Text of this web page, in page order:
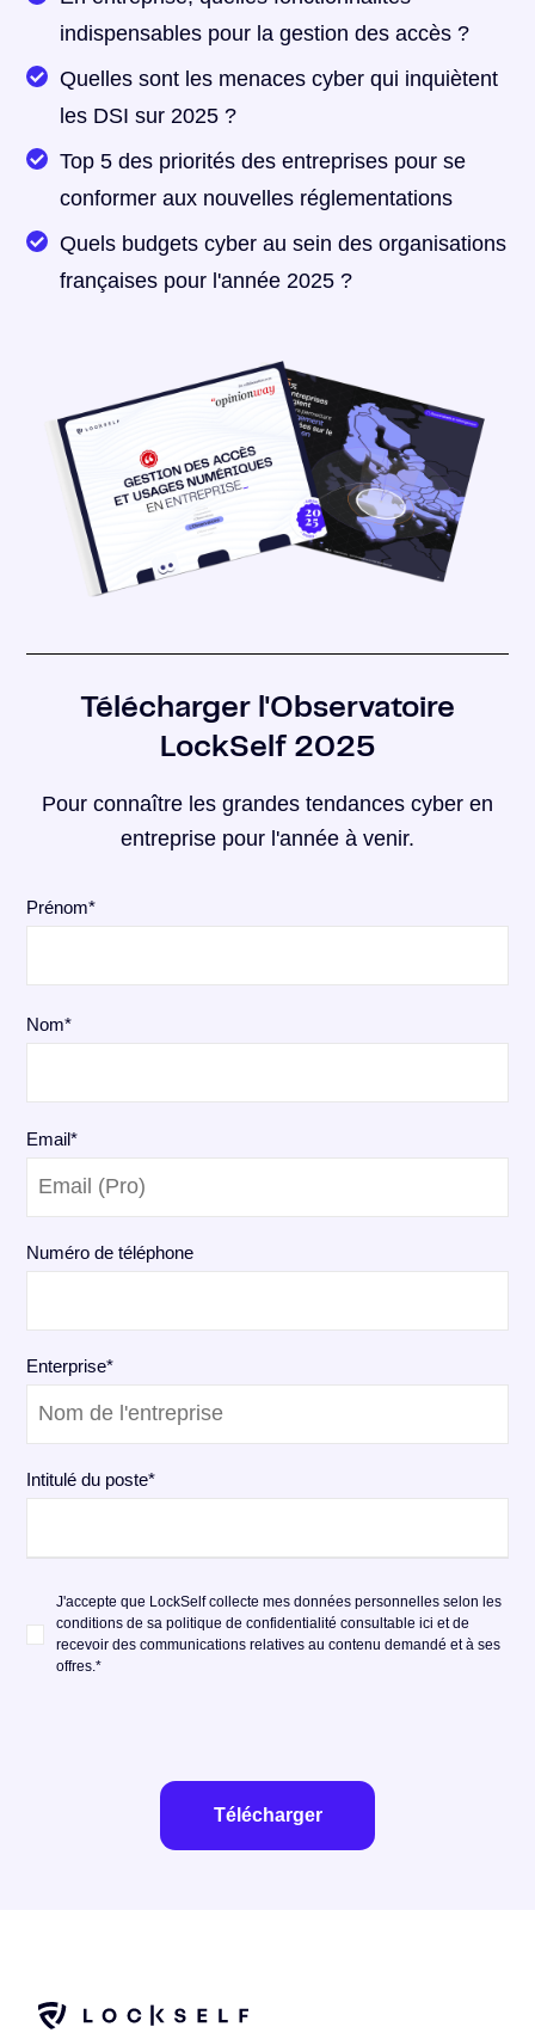
indispensables pour la gestion des accès ?
Quelles sont les menaces cyber qui inquiètent
les DSI sur 2025 ?
Top 5 des priorités des entreprises pour se
conformer aux nouvelles réglementations
Quels budgets cyber au sein des organisations
françaises pour l'année 2025 ?
Télécharger l'Observatoire
LockSelf 2025
Pour connaître les grandes tendances cyber en
entreprise pour l'année à venir.
Prénom*
Nom*
Email*
Numéro de téléphone
Enterprise*
Intitulé du poste*
J'accepte que LockSelf collecte mes données personnelles selon les
conditions de sa politique de confidentialitéconsultable ici et de
recevoir des communications relatives au contenu demandé et à ses
offres.*